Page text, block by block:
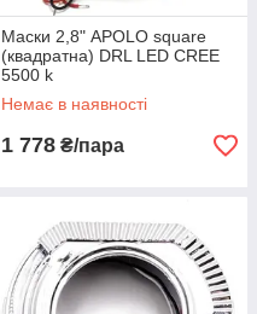
Маски 2,8" APOLO square
(квадратна) DRL LED CREE
5500 k
Немає в наявності
1 778 ₴/пара